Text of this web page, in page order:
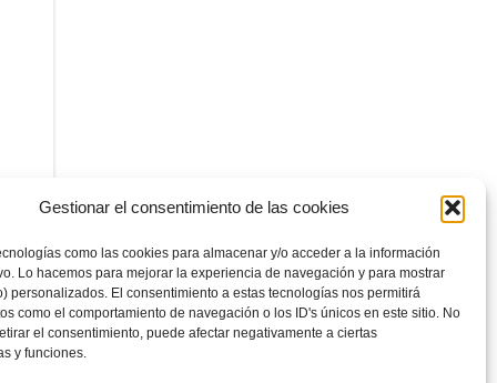
Gestionar el consentimiento de las cookies
como las cookies para almacenar y/o acceder a la información
Lo hacemos para mejorar la experiencia de navegación y para mostrar
personalizados. El consentimiento a estas tecnologías nos permitirá
como el comportamiento de navegación o los ID's únicos en este sitio. No
el consentimiento, puede afectar negativamente a ciertas
y funciones.